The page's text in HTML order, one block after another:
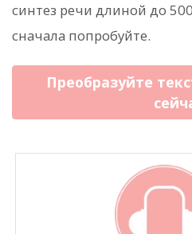
синтез речи длиной до
сначала попробуйте.
Преобразуйте